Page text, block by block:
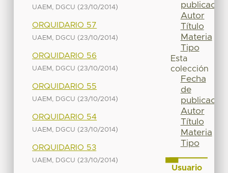
UAEM, DGCU (23/10/2014)
ORQUIDARIO 57
UAEM, DGCU (23/10/2014)
ORQUIDARIO 56
UAEM, DGCU (23/10/2014)
ORQUIDARIO 55
UAEM, DGCU (23/10/2014)
ORQUIDARIO 54
UAEM, DGCU (23/10/2014)
ORQUIDARIO 53
UAEM, DGCU (23/10/2014)
publicación
Autor
Título
Materia
Tipo
Esta
colección
Fecha
de
publicación
Autor
Título
Materia
Tipo
Usuario